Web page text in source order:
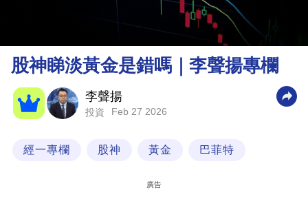
理
財
商
業
股神睇淡黃金是錯嗎｜李聲揚專欄
李聲揚
投資 Feb 27 2026
經一專欄 股神 黃金 巴菲特
廣告